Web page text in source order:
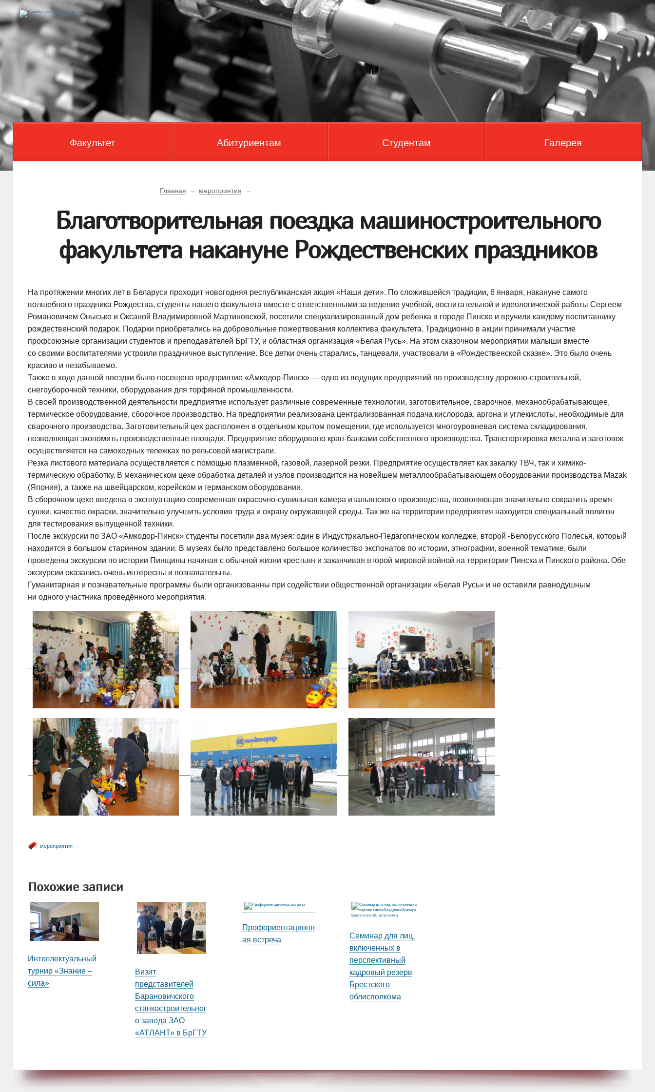
Факультет Абитуриентам Студентам Галерея
Главная → мероприятия →
Благотворительная поездка машиностроительного
факультета накануне Рождественских праздников
На протяжении многих лет в Беларуси проходит новогодняя республиканская акция «Наши дети». По сложившейся традиции, 6 января, накануне самого
волшебного праздника Рождества, студенты нашего факультета вместе с ответственными за ведение учебной, воспитательной и идеологической работы Сергеем
Романовичем Онысько и Оксаной Владимировной Мартиновской, посетили специализированный дом ребенка в городе Пинске и вручили каждому воспитаннику
рождественский подарок. Подарки приобретались на добровольные пожертвования коллектива факультета. Традиционно в акции принимали участие
профсоюзные организации студентов и преподавателей БрГТУ, и областная организация «Белая Русь». На этом сказочном мероприятии малыши вместе
со своими воспитателями устроили праздничное выступление. Все детки очень старались, танцевали, участвовали в «Рождественской сказке». Это было очень
красиво и незабываемо.
Также в ходе данной поездки было посещено предприятие «Амкодор-Пинск» — одно из ведущих предприятий по производству дорожно-строительной,
снегоуборочной техники, оборудования для торфяной промышленности.
В своей производственной деятельности предприятие использует различные современные технологии, заготовительное, сварочное, механообрабатывающее,
термическое оборудование, сборочное производство. На предприятии реализована централизованная подача кислорода, аргона и углекислоты, необходимые для
сварочного производства. Заготовительный цех расположен в отдельном крытом помещении, где используется многоуровневая система складирования,
позволяющая экономить производственные площади. Предприятие оборудовано кран-балками собственного производства. Транспортировка металла и заготовок
осуществляется на самоходных тележках по рельсовой магистрали.
Резка листового материала осуществляется с помощью плазменной, газовой, лазерной резки. Предприятие осуществляет как закалку ТВЧ, так и химико-
термическую обработку. В механическом цехе обработка деталей и узлов производится на новейшем металлообрабатывающем оборудовании производства Mazak
(Япония), а также на швейцарском, корейском и германском оборудовании.
В сборочном цехе введена в эксплуатацию современная окрасочно-сушильная камера итальянского производства, позволяющая значительно сократить время
сушки, качество окраски, значительно улучшить условия труда и охрану окружающей среды. Так же на территории предприятия находится специальный полигон
для тестирования выпущенной техники.
После экскурсии по ЗАО «Амкодор-Пинск» студенты посетили два музея: один в Индустриально-Педагогическом колледже, второй -Белорусского Полесья, который
находится в большом старинном здании. В музеях было представлено большое количество экспонатов по истории, этнографии, военной тематике, были
проведены экскурсии по истории Пинщины начиная с обычной жизни крестьян и заканчивая второй мировой войной на территории Пинска и Пинского района. Обе
экскурсии оказались очень интересны и познавательны.
Гуманитарная и познавательные программы были организованны при содействии общественной организации «Белая Русь» и не оставили равнодушным
ни одного участника проведённого мероприятия.
мероприятия
Похожие записи
Интеллектуальный
турнир «Знание –
сила»
Визит
представителей
Барановичского
станкостроительног
о завода ЗАО
«АТЛАНТ» в БрГТУ
Профориентационн
ая встреча
Семинар для лиц,
включенных в
перспективный
кадровый резерв
Брестского
облисполкома